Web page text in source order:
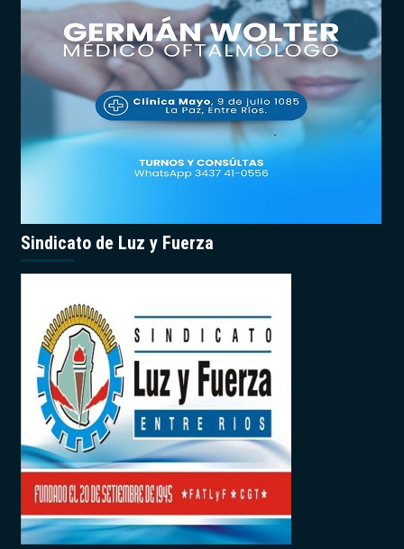
Sindicato de Luz y Fuerza